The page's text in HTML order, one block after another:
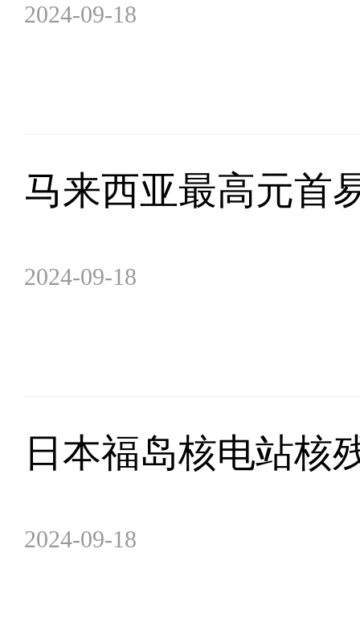
2024-09-18
马来西亚最高元首
2024-09-18
日本福岛核电站核
2024-09-18